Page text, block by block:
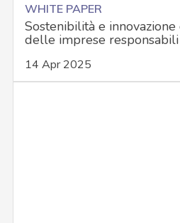
WHITE PAPER
Sostenibilità e
delle imprese responsabili
14 Apr 2025